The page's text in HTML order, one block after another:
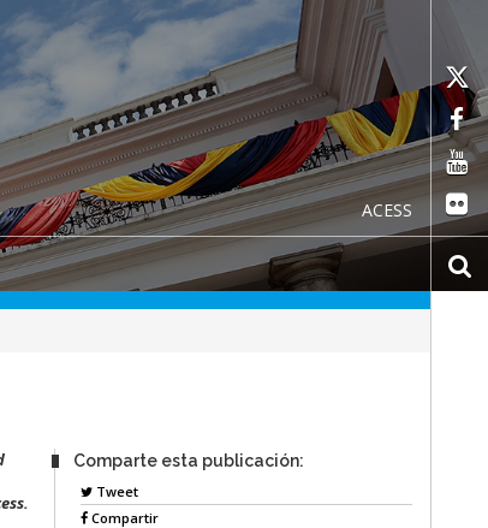
ACESS
Comparte esta publicación:
Tweet
Compartir